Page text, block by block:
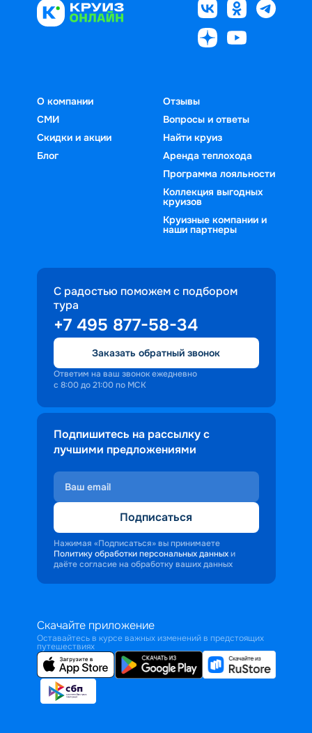
О компании
СМИ
Скидки и акции
Блог
Отзывы
Вопросы и ответы
Найти круиз
Аренда теплохода
Программа лояльности
Коллекция выгодных
круизов
Круизные компании и
наши партнеры
С радостью поможем с подбором
тура
+7 495 877-58-34
Заказать обратный звонок
Ответим на ваш звонок ежедневно
с 8:00 до 21:00 по МСК
Подпишитесь на рассылку с
лучшими предложениями
Подписаться
Нажимая «Подписаться» вы принимаете
Политику обработки персональных данных и
даёте согласие на обработку ваших данных
Скачайте приложение
Оставайтесь в курсе важных изменений в предстоящих
путешествиях